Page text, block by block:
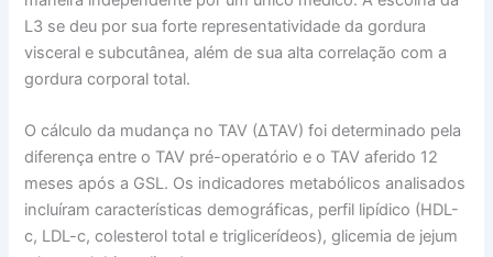
L3 se deu por sua forte representatividade da gordura
visceral e subcutânea, além de sua alta correlação com a
gordura corporal total.
O cálculo da mudança no TAV (ΔTAV) foi determinado pela
diferença entre o TAV pré-operatório e o TAV aferido 12
meses após a GSL. Os indicadores metabólicos analisados
incluíram características demográficas, perfil lipídico (HDL-
c, LDL-c, colesterol total e triglicerídeos), glicemia de jejum